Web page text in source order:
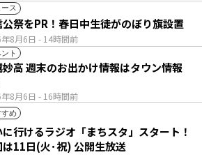
ス
8月6日 - 14時間前
祭をPR！春日中生徒がのぼり旗設置
ト
8月6日 - 16時間前
高 週末のお出かけ情報はタウン情報
すめ
行けるラジオ「まちスタ」スタート！
は11日(火･祝) 公開生放送